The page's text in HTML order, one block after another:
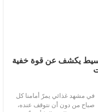
يكشف عن قوة خفية
في مشهد غذائي يمرّ أمامنا كل
صباح من دون أن نتوقف عنده،